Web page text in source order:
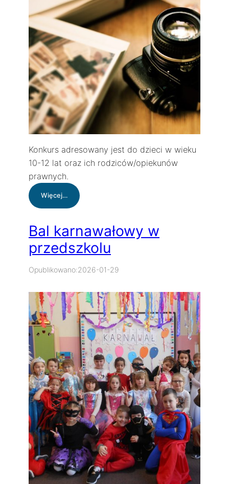
Konkurs adresowany jest do dzieci w wieku
10-12 lat oraz ich rodziców/opiekunów
prawnych.
Więcej…
Konkurs
migawka”
Bal karnawałowy w
przedszkolu
Opublikowano:2026-01-29